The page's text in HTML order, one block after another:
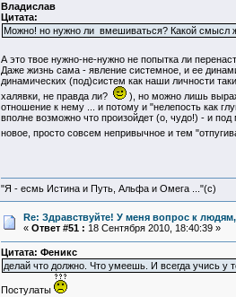
Владислав
Цитата:
Можно! но нужно ли вмешиваться? Какой смысл
А это твое нужно-не-нужно не попытка ли
Даже жизнь сама - явление системное, и ее
динамических (под)систем как наши личности
халявки, не правда ли?
), но можно лишь
отношение к нему ... и потому и "нелепость как
вполне возможно что произойдет (о, чудо!) - и
новое, просто совсем непривычное и тем
"Я - есмь Истина и Путь, Альфа и Омега ..."(с)
Re: Здравствуйте! У меня вопрос к
« Ответ #51 : 18 Сентября 2010, 18:40:39 »
Цитата: Феникс
делай что должно. Что умеешь. И всегда учись у
Постулаты